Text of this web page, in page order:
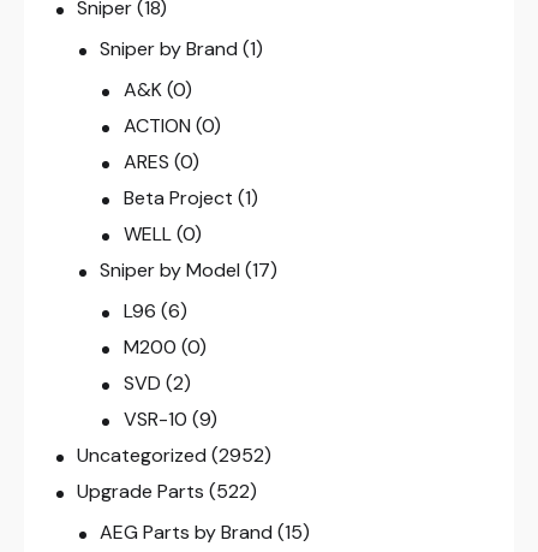
Sniper(18)
Sniper by Brand (1)
A&K (0)
ACTION (0)
ARES (0)
Beta Project (1)
WELL (0)
Sniper by Model (17)
L96 (6)
M200 (0)
SVD (2)
VSR-10 (9)
Uncategorized (2952)
Upgrade Parts (522)
AEG Parts by Brand (15)